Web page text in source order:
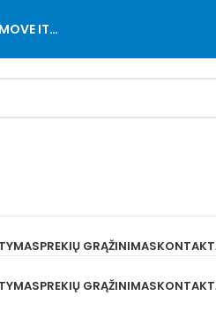
IT…
PREKIŲ GRĄŽINIMAS
PREKIŲ GRĄŽINIMAS